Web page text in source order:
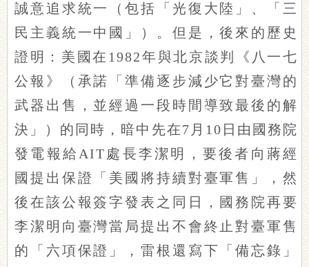
誠意追求統一（包括「光復大陸」、「三
民主義統一中國」）。但是，後來的歷史
證明：美國在1982年與北京談判《八一七
公報》（承諾「準備逐步減少它對臺灣的
武器出售，並經過一段時間導致最後的解
決」）的同時，暗中先在7月10日由國務院
發電報給AIT處長李潔明，要後者向蔣經
國提出保證「美國將持續對臺軍售」，然
後在該公報簽字發表之同日，國務院再要
李潔明向臺灣當局提出不會終止對臺軍售
的「六項保證」，雷根還寫下「備忘錄」